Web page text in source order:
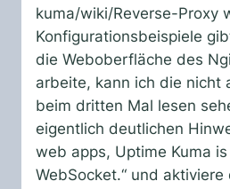
kuma/wiki/Reverse-Proxy
Konfigurationsbeispiele
die Weboberfläche des
arbeite, kann ich die nicht
beim dritten Mal lesen
eigentlich deutlichen
web apps, Uptime Kuma
WebSocket.“ und